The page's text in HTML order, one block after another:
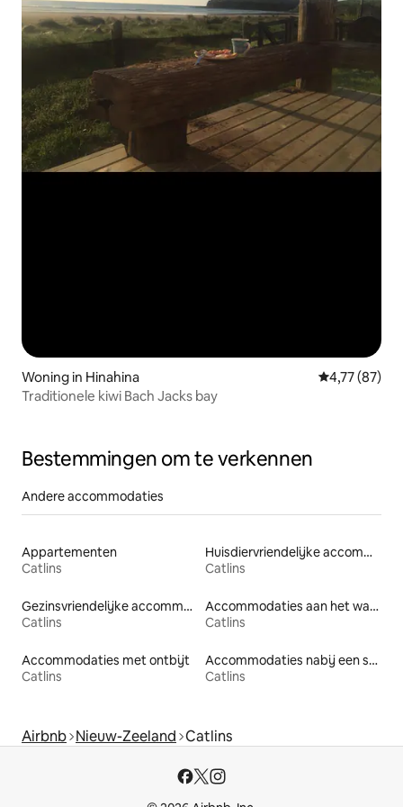
Woning in Hinahina Gemiddelde
4,77 (87)
Traditionele kiwi Bach Jacks bay
Bestemmingen om te verkennen
Andere accommodaties
Appartementen
Catlins
Huisdiervriendelijke accommodaties
Catlins
Gezinsvriendelijke accommodaties
Catlins
Accommodaties aan het water
Catlins
Accommodaties met ontbijt
Catlins
Accommodaties nabij een strand
Catlins
Airbnb Nieuw-Zeeland Catlins